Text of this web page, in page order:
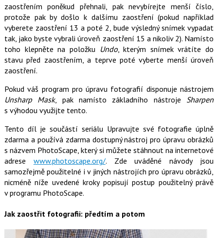
zaostřením poněkud přehnali, pak nevybírejte menší číslo,
protože pak by došlo k dalšímu zaostření (pokud například
vyberete zaostření 13 a poté 2, bude výsledný snímek vypadat
tak, jako byste vybrali úroveň zaostření 15 a nikoliv 2). Namísto
toho klepněte na položku Undo, kterým snímek vrátíte do
stavu před zaostřením, a teprve poté vyberte menší úroveň
zaostření.
Pokud váš program pro úpravu fotografií disponuje nástrojem
Unsharp Mask, pak namísto základního nástroje Sharpen
s výhodou využijte tento.
Tento díl je součástí seriálu Upravujte své fotografie úplně
zdarma a používá zdarma dostupný nástroj pro úpravu obrázků
s názvem PhotoScape, který si můžete stáhnout na internetové
adrese www.photoscape.org/. Zde uváděné návody jsou
samozřejmě použitelné i v jiných nástrojích pro úpravu obrázků,
nicméně níže uvedené kroky popisují postup použitelný právě
v programu PhotoScape.
Jak zaostřit fotografii: předtím a potom